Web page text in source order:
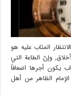
المثاب عليه هو
وإنّ الطاعة التي
يكون أجرها اضعافاً
الظاهر من أهل